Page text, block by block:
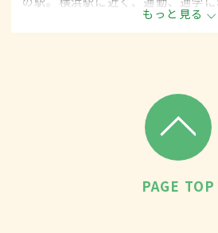
周辺には大学のキャンパスや高等
約170のさまざま商店が立ち並ぶ商
もっと見る
PAGE TOP